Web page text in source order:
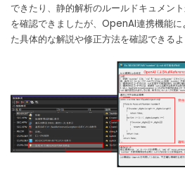
できたり、静的解析のルールドキュメン
を確認できましたが、OpenAI連携機能
た具体的な解説や修正方法を確認できるよ